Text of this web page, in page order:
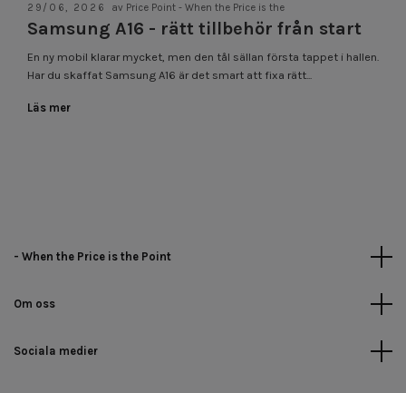
29/06, 2026 av Price Point - When the Price is the
Samsung A16 - rätt tillbehör från start
En ny mobil klarar mycket, men den tål sällan första tappet i hallen.
Har du skaffat Samsung A16 är det smart att fixa rätt...
Läs mer
- When the Price is the Point
Om oss
Sociala medier